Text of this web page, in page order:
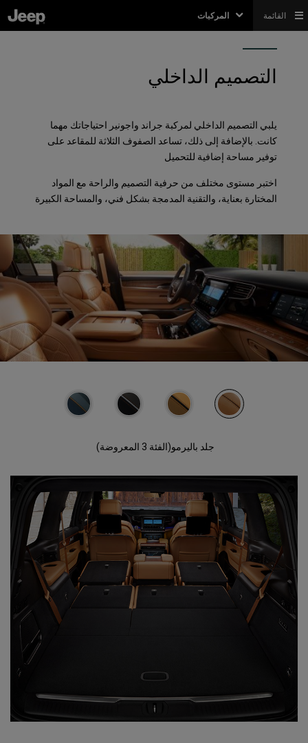
المركبات القائمة
التصميم الداخلي
يلبي التصميم الداخلي لمركبة جراند واجونير احتياجاتك مهما
كانت. بالإضافة إلى ذلك، تساعد الصفوف الثلاثة للمقاعد على
توفير مساحة إضافية للتحميل
اختبر مستوى مختلف من حرفية التصميم والراحة مع المواد
المختارة بعناية، والتقنية المدمجة بشكل فني، والمساحة الكبيرة
جلد باليرمو(الفئة 3 المعروضة)